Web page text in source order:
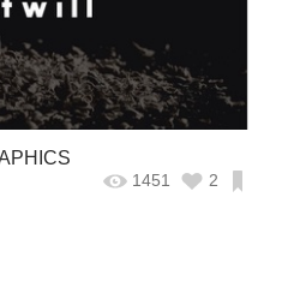
1451 2